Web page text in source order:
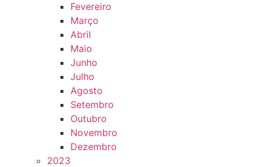
Fevereiro
Março
Abril
Maio
Junho
Julho
Agosto
Setembro
Outubro
Novembro
Dezembro
2023